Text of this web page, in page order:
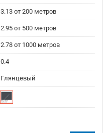
3.13 от 200 метров
2.95 от 500 метров
2.78 от 1000 метров
0.4
Глянцевый